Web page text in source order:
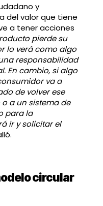
y
del valor que tiene
a tener acciones
pierde su
lo verá como algo
responsabilidad
En cambio, si algo
va a
de volver ese
a un sistema de
para la
ir y solicitar el
circular